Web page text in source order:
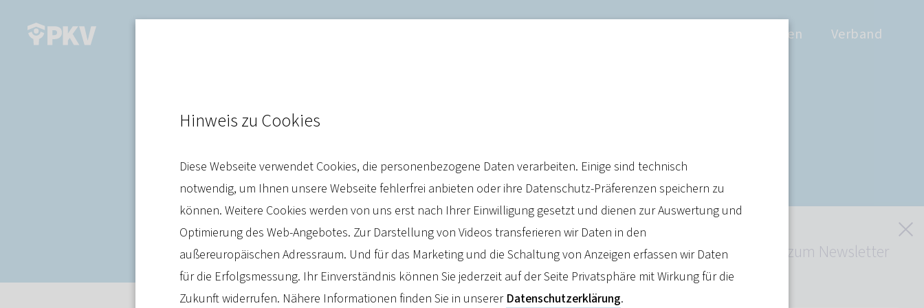
Wissen Verband
Private Krankenversicherung stärkt Arztpraxen
gerade im ländlichen Raum
Jetzt kostenlos zum Newsletter
anmelden
Hinweis zu Cookies
Diese Webseite verwendet Cookies, die personenbezogene Daten verarbeiten. Einige sind technisch
notwendig, um Ihnen unsere Webseite fehlerfrei anbieten oder ihre Datenschutz-Präferenzen speichern zu
können. Weitere Cookies werden von uns erst nach Ihrer Einwilligung gesetzt und dienen zur Auswertung und
Optimierung des Web-Angebotes. Zur Darstellung von Videos transferieren wir Daten in den
außereuropäischen Adressraum. Und für das Marketing und die Schaltung von Anzeigen erfassen wir Daten
für die Erfolgsmessung. Ihr Einverständnis können Sie jederzeit auf der Seite Privatsphäre mit Wirkung für die
Zukunft widerrufen. Nähere Informationen finden Sie in unserer Datenschutzerklärung.